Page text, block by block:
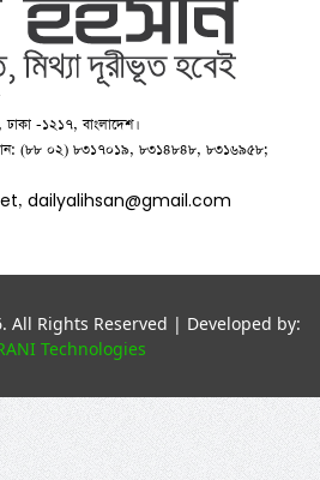
-১২১৭, বাংলাদেশ।
(৮৮ ০২) ৮৩১৭০১৯, ৮৩১৪৮৪৮, ৮৩১৬৯৫৮;
,dailyalihsan@gmail.com
All Rights Reserved | Developed by:
Technologies